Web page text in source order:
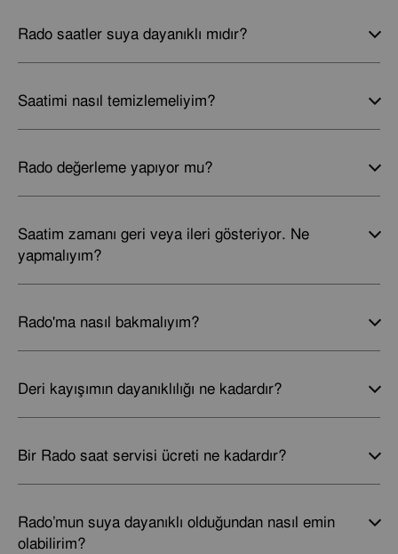
Rado saatler suya dayanıklı mıdır?
Saatimi nasıl temizlemeliyim?
Rado değerleme yapıyor mu?
Saatim zamanı geri veya ileri gösteriyor. Ne
yapmalıyım?
Rado'ma nasıl bakmalıyım?
Deri kayışımın dayanıklılığı ne kadardır?
Bir Rado saat servisi ücreti ne kadardır?
Rado’mun suya dayanıklı olduğundan nasıl emin
olabilirim?